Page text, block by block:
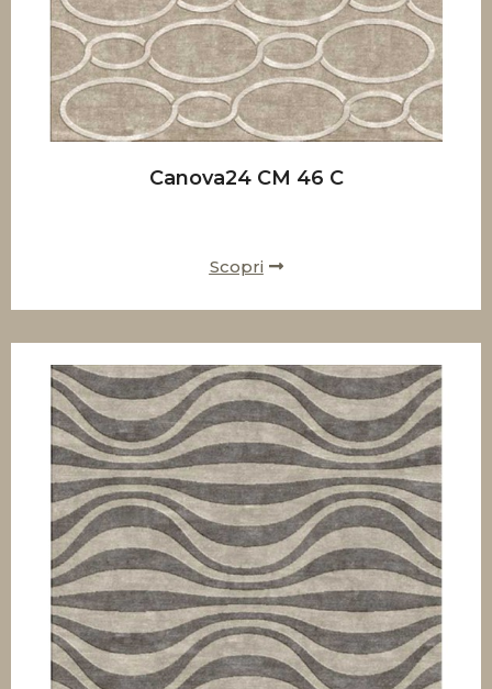
Canova24 CM 46 C
Scopri